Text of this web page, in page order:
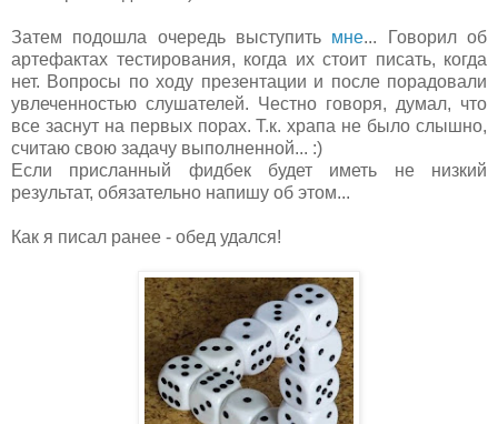
Затем подошла очередь выступить мне... Говорил об
артефактах тестирования, когда их стоит писать, когда
нет. Вопросы по ходу презентации и после порадовали
увлеченностью слушателей. Честно говоря, думал, что
все заснут на первых порах. Т.к. храпа не было слышно,
считаю свою задачу выполненной... :)
Если присланный фидбек будет иметь не низкий
результат, обязательно напишу об этом...
Как я писал ранее - обед удался!